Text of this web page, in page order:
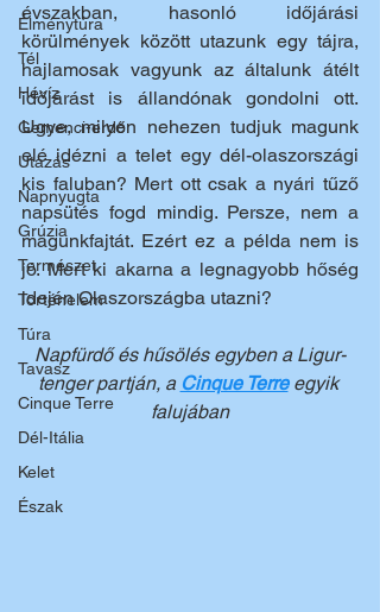
Élménytúra
Tél
Hévíz
Gemenci-erdő
Utazás
Napnyugta
Grúzia
Természet
Történelem
Túra
Tavasz
Cinque Terre
Dél-Itália
Kelet
Észak
évszakban, hasonló időjárási
körülmények között utazunk egy tájra,
hajlamosak vagyunk az általunk átélt
időjárást is állandónak gondolni ott.
Ugye, milyen nehezen tudjuk magunk
elé idézni a telet egy dél-olaszországi
kis faluban? Mert ott csak a nyári tűző
napsütés fogd mindig. Persze, nem a
magunkfajtát. Ezért ez a példa nem is
jó. Mert ki akarna a legnagyobb hőség
idején Olaszországba utazni?
Napfürdő és hűsölés egyben a Ligur-
tenger partján, a Cinque Terre egyik
falujában